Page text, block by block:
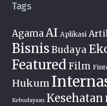
Tags
AgamaAI Aplikasi
Bisnis Budaya
Featured Film
Hukum
Kebudayaan Kesehatan